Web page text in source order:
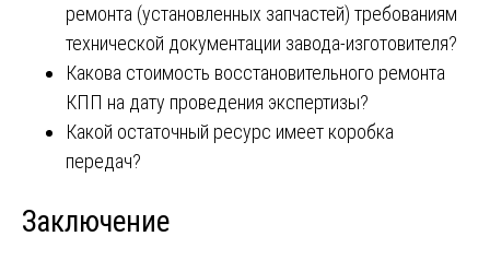
ремонта (установленных запчастей) требованиям
технической документации завода-изготовителя?
Какова стоимость восстановительного ремонта
КПП на дату проведения экспертизы?
Какой остаточный ресурс имеет коробка
передач?
Заключение